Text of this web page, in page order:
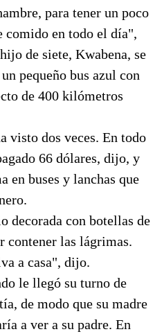
para tener un poco
comido en todo el día",
de siete, Kwabena, se
pequeño bus azul con
de 400 kilómetros
visto dos veces. En todo
66 dólares, dijo, y
en buses y lanchas que
decorada con botellas de
contener las lágrimas.
a casa", dijo.
le llegó su turno de
de modo que su madre
a ver a su padre. En